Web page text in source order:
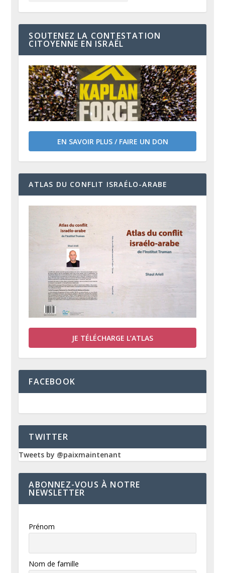
SOUTENEZ LA CONTESTATION
CITOYENNE EN ISRAËL
EN SAVOIR PLUS / FAIRE UN DON
ATLAS DU CONFLIT ISRAÉLO-ARABE
JE TÉLÉCHARGE L’ATLAS
FACEBOOK
TWITTER
Tweets by @paixmaintenant
ABONNEZ-VOUS À NOTRE
NEWSLETTER
Prénom
Nom de famille